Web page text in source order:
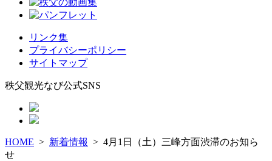
リンク集
プライバシーポリシー
サイトマップ
秩父観光なび公式SNS
HOME > 新着情報 > 4月1日（土）三峰方面渋滞のお知ら
せ